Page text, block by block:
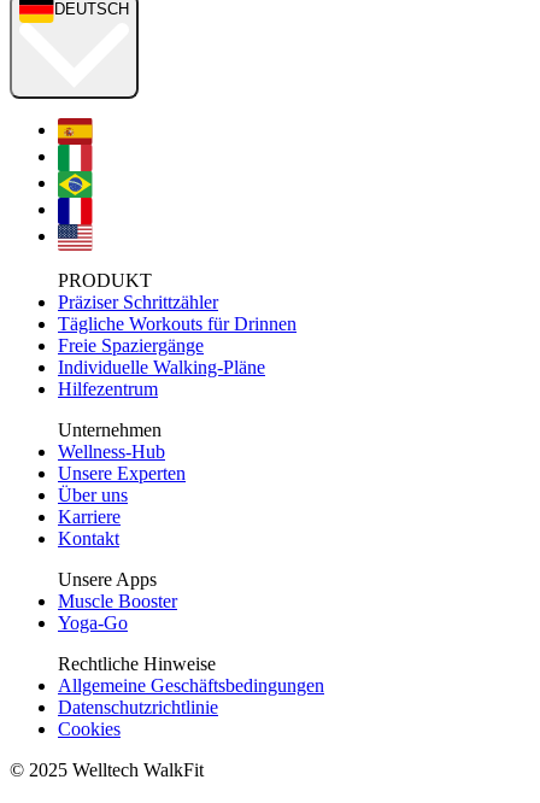
DEUTSCH
PRODUKT
Präziser Schrittzähler
Tägliche Workouts für Drinnen
Freie Spaziergänge
Individuelle Walking-Pläne
Hilfezentrum
Unternehmen
Wellness-Hub
Unsere Experten
Über uns
Karriere
Kontakt
Unsere Apps
Muscle Booster
Yoga-Go
Rechtliche Hinweise
Allgemeine Geschäftsbedingungen
Datenschutzrichtlinie
Cookies
© 2025 Welltech WalkFit